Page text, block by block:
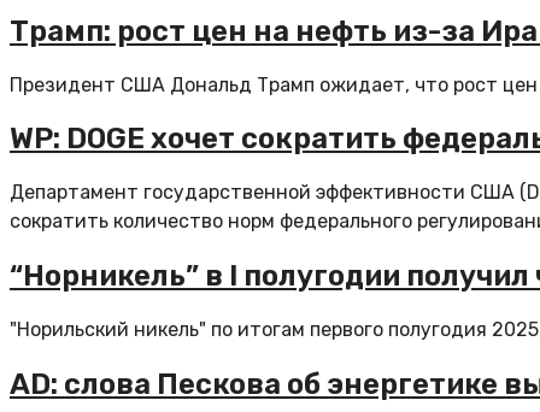
Трамп: рост цен на нефть из-за
Президент США Дональд Трамп ожидает, что рост
WP: DOGE хочет сократить
Департамент государственной эффективности США
сократить количество норм федерального
“Норникель” в I полугодии
"Норильский никель" по итогам первого полугодия
AD: слова Пескова об энергетике